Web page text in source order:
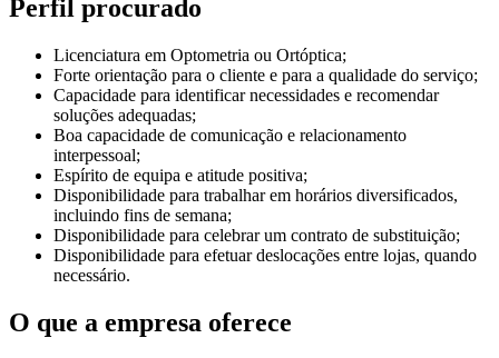
Perfil procurado
Licenciatura em Optometria ou Ortóptica;
Forte orientação para o cliente e para a qualidade do serviço;
Capacidade para identificar necessidades e recomendar
soluções adequadas;
Boa capacidade de comunicação e relacionamento
interpessoal;
Espírito de equipa e atitude positiva;
Disponibilidade para trabalhar em horários diversificados,
incluindo fins de semana;
Disponibilidade para celebrar um contrato de substituição;
Disponibilidade para efetuar deslocações entre lojas, quando
necessário.
O que a empresa oferece